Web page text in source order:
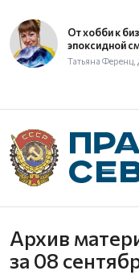
От хобби к
эпоксидной
Татьяна
Архив
за 08